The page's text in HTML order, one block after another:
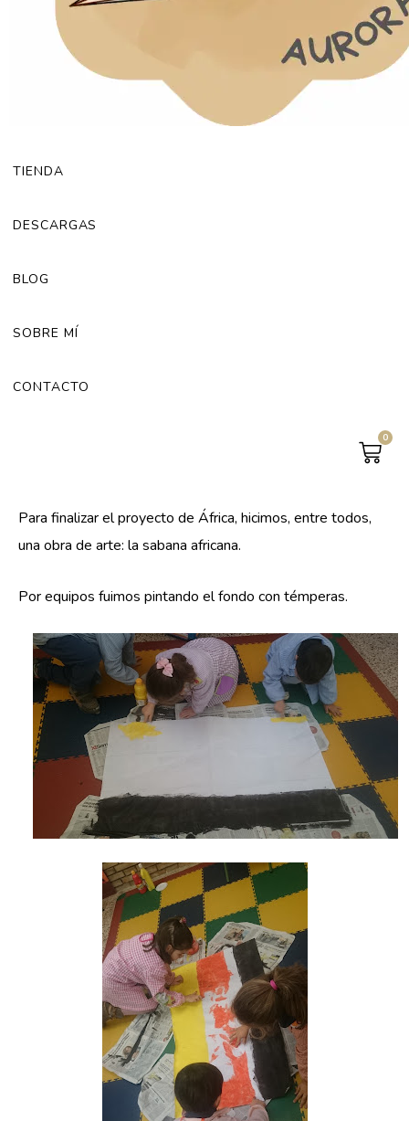
TIENDA
DESCARGAS
BLOG
SOBRE MÍ
CONTACTO
0
Para finalizar el proyecto de África, hicimos, entre todos,
una obra de arte: la sabana africana.
Por equipos fuimos pintando el fondo con témperas.